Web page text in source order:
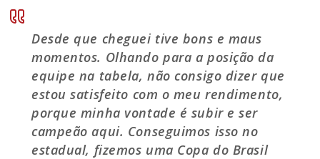
Desde que cheguei tive bons e maus
momentos. Olhando para a posição da
equipe na tabela, não consigo dizer que
estou satisfeito com o meu rendimento,
porque minha vontade é subir e ser
campeão aqui. Conseguimos isso no
estadual, fizemos uma Copa do Brasil